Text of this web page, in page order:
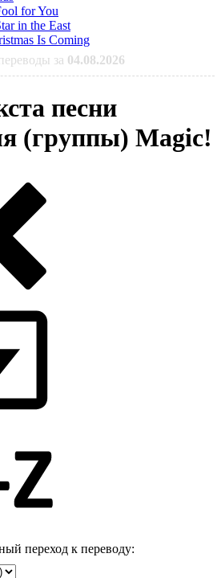
for You
in the East
Is Coming
за 04.08.2026
песни
(группы) Magic!
переход к переводу: